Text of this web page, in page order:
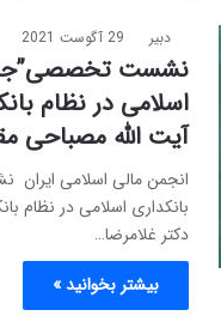
دبیر 29 آگوست 2021
نشست
اسلامی در نظام
آیت الله مصباحی
انجمن مالی اسلامی
بانکداری اسلامی در نظام
دکتر غلامرضا…
بیشتر بخوانید »